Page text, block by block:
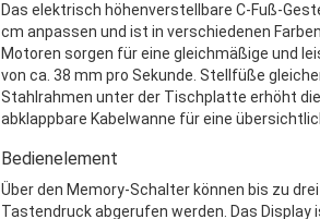
Das elektrisch höhenverstellbare C-Fuß-
cm anpassen und ist in verschiedenen
Motoren sorgen für eine gleichmäßige und
von ca. 38 mm pro Sekunde. Stellfüße
Stahlrahmen unter der Tischplatte erhöht
abklappbare Kabelwanne für eine
Bedienelement
Über den Memory-Schalter können bis zu
Tastendruck abgerufen werden. Das